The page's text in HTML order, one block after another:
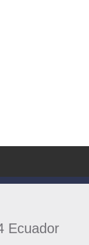
Ecuador